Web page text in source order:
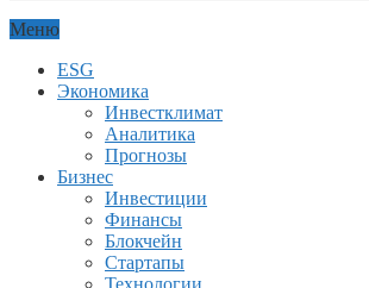
Меню
ESG
Экономика
Инвестклимат
Аналитика
Прогнозы
Бизнес
Инвестиции
Финансы
Блокчейн
Стартапы
Технологии